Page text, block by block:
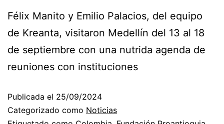
Félix Manito y Emilio Palacios, del equipo
de Kreanta, visitaron Medellín del 13 al 18
de septiembre con una nutrida agenda de
reuniones con instituciones
Publicada el 25/09/2024
Categorizado como Noticias